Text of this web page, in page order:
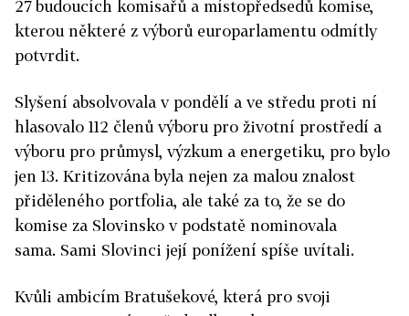
27 budoucích komisařů a místopředsedů komise,
kterou některé z výborů europarlamentu odmítly
potvrdit.
Slyšení absolvovala v pondělí a ve středu proti ní
hlasovalo 112 členů výboru pro životní prostředí a
výboru pro průmysl, výzkum a energetiku, pro bylo
jen 13. Kritizována byla nejen za malou znalost
přiděleného portfolia, ale také za to, že se do
komise za Slovinsko v podstatě nominovala
sama. Sami Slovinci její ponížení spíše uvítali.
Kvůli ambicím Bratušekové, která pro svoji